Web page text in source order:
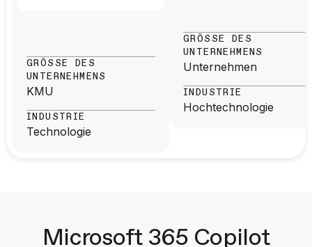
GRÖSSE DES U
NTERNEHMENS
KMU
INDUSTRIE
Technologie
GRÖSSE DES U
NTERNEHMENS
Unternehmen
INDUSTRIE
Hochtechnologie
Microsoft 365 Copilot